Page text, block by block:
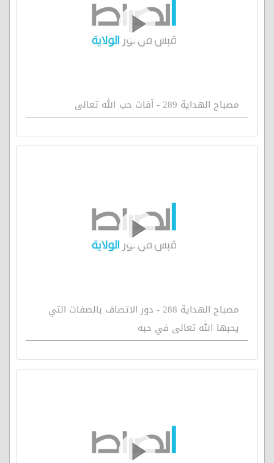
مصباح الهداية 289 - آفات حب الله تعالى
مصباح الهداية 288 - دور الاتصاف بالصفات التي
يحبها الله تعالى في حبه